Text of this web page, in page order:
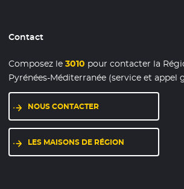
Contact
Composez le3010 pour contacter la
Pyrénées-Méditerranée (service et appel
NOUS CONTACTER
LES MAISONS DE RÉGION